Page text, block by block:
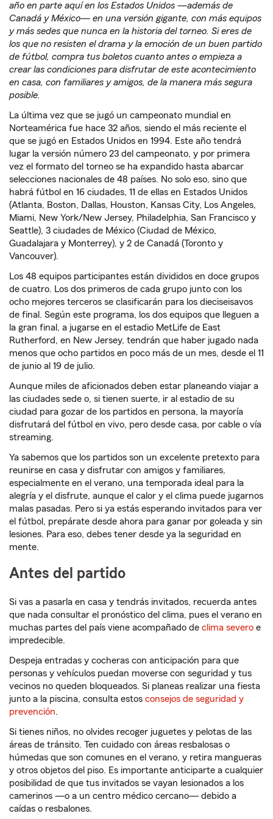
año en parte aquí en los Estados Unidos —además de
Canadá y México— en una versión gigante, con más equipos
y más sedes que nunca en la historia del torneo. Si eres de
los que no resisten el drama y la emoción de un buen partido
de fútbol, compra tus boletos cuanto antes o empieza a
crear las condiciones para disfrutar de este acontecimiento
en casa, con familiares y amigos, de la manera más segura
posible.
La última vez que se jugó un campeonato mundial en
Norteamérica fue hace 32 años, siendo el más reciente el
que se jugó en Estados Unidos en 1994. Este año tendrá
lugar la versión número 23 del campeonato, y por primera
vez el formato del torneo se ha expandido hasta abarcar
selecciones nacionales de 48 países. No solo eso, sino que
habrá fútbol en 16 ciudades, 11 de ellas en Estados Unidos
(Atlanta, Boston, Dallas, Houston, Kansas City, Los Angeles,
Miami, New York/New Jersey, Philadelphia, San Francisco y
Seattle), 3 ciudades de México (Ciudad de México,
Guadalajara y Monterrey), y 2 de Canadá (Toronto y
Vancouver).
Los 48 equipos participantes están divididos en doce grupos
de cuatro. Los dos primeros de cada grupo junto con los
ocho mejores terceros se clasificarán para los dieciseisavos
de final. Según este programa, los dos equipos que lleguen a
la gran final, a jugarse en el estadio MetLife de East
Rutherford, en New Jersey, tendrán que haber jugado nada
menos que ocho partidos en poco más de un mes, desde el 11
de junio al 19 de julio.
Aunque miles de aficionados deben estar planeando viajar a
las ciudades sede o, si tienen suerte, ir al estadio de su
ciudad para gozar de los partidos en persona, la mayoría
disfrutará del fútbol en vivo, pero desde casa, por cable o vía
streaming.
Ya sabemos que los partidos son un excelente pretexto para
reunirse en casa y disfrutar con amigos y familiares,
especialmente en el verano, una temporada ideal para la
alegría y el disfrute, aunque el calor y el clima puede jugarnos
malas pasadas. Pero si ya estás esperando invitados para ver
el fútbol, prepárate desde ahora para ganar por goleada y sin
lesiones. Para eso, debes tener desde ya la seguridad en
mente.
Antes del partido
Si vas a pasarla en casa y tendrás invitados, recuerda antes
que nada consultar el pronóstico del clima, pues el verano en
muchas partes del país viene acompañado de clima severo e
impredecible.
Despeja entradas y cocheras con anticipación para que
personas y vehículos puedan moverse con seguridad y tus
vecinos no queden bloqueados. Si planeas realizar una fiesta
junto a la piscina, consulta estos consejos de seguridad y
prevención.
Si tienes niños, no olvides recoger juguetes y pelotas de las
áreas de tránsito. Ten cuidado con áreas resbalosas o
húmedas que son comunes en el verano, y retira mangueras
y otros objetos del piso. Es importante anticiparte a cualquier
posibilidad de que tus invitados se vayan lesionados a los
camerinos —o a un centro médico cercano— debido a
caídas o resbalones.